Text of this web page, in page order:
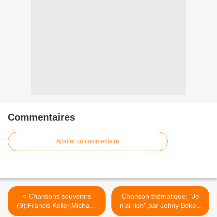
Commentaires
Ajouter un commentaire
< Chansons souvenirs
(9):Francis Keller,Michaël,
Moseka Mbuza
Chanson thématique: "Je
n'ai rien",par Johny Bokelo
>